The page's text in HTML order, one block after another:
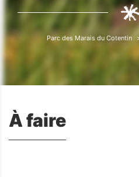
Fil
d'Ariane
Parc des Marais du Cotentin
À faire